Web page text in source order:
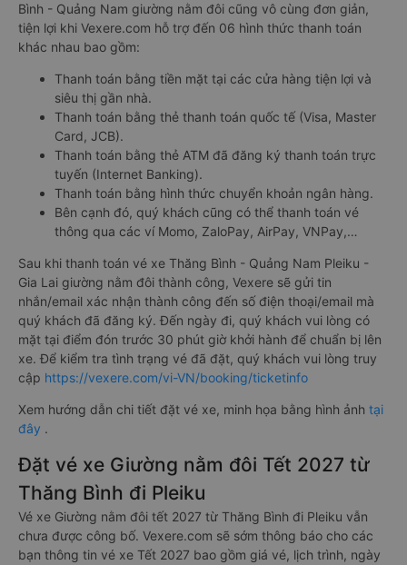
Bình - Quảng Nam giường nằm đôi cũng vô cùng đơn giản,
tiện lợi khi Vexere.com hỗ trợ đến 06 hình thức thanh toán
khác nhau bao gồm:
Thanh toán bằng tiền mặt tại các cửa hàng tiện lợi và
siêu thị gần nhà.
Thanh toán bằng thẻ thanh toán quốc tế (Visa, Master
Card, JCB).
Thanh toán bằng thẻ ATM đã đăng ký thanh toán trực
tuyến (Internet Banking).
Thanh toán bằng hình thức chuyển khoản ngân hàng.
Bên cạnh đó, quý khách cũng có thể thanh toán vé
thông qua các ví Momo, ZaloPay, AirPay, VNPay,…
Sau khi thanh toán vé xe Thăng Bình - Quảng Nam Pleiku -
Gia Lai giường nằm đôi thành công, Vexere sẽ gửi tin
nhắn/email xác nhận thành công đến số điện thoại/email mà
quý khách đã đăng ký. Đến ngày đi, quý khách vui lòng có
mặt tại điểm đón trước 30 phút giờ khởi hành để chuẩn bị lên
xe. Để kiểm tra tình trạng vé đã đặt, quý khách vui lòng truy
cập https://vexere.com/vi-VN/booking/ticketinfo
Xem hướng dẫn chi tiết đặt vé xe, minh họa bằng hình ảnh tại
đây .
Đặt vé xe Giường nằm đôi Tết 2027 từ
Thăng Bình đi Pleiku
Vé xe Giường nằm đôi tết 2027 từ Thăng Bình đi Pleiku vẫn
chưa được công bố. Vexere.com sẽ sớm thông báo cho các
bạn thông tin vé xe Tết 2027 bao gồm giá vé, lịch trình, ngày